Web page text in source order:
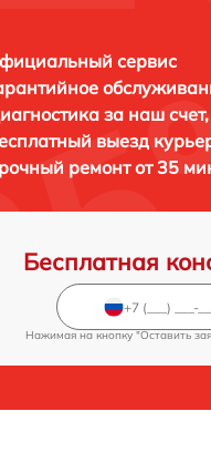
сервис
за наш счет,
выезд
ремонтот 35
Бесплатная
Нажимая на кнопку "Оставить